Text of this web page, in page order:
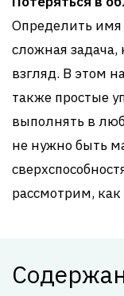
Определить имя
сложная задача,
взгляд. В этом
также простые
выполнять в
не нужно быть
рассмотрим, как